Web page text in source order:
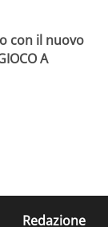
con il nuovo
A
Redazione